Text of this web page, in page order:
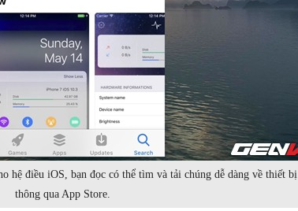
hệ điều iOS, bạn đọc có thể tìm và tải chúng dễ dàng về thiết bị
thông qua App Store.